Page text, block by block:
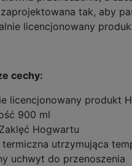
zaprojektowana tak, aby
licencjonowany
cechy:
licencjonowany produkt
900 ml
Hogwartu
termiczna utrzymująca
uchwyt do przenoszenia